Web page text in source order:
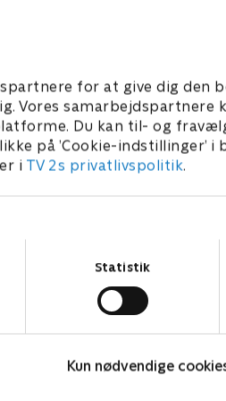
for at give dig den
Vores samarbejdspartnere
Du kan til- og
på ’Cookie-indstillinger’ i
i TV 2s privatlivspolitik.
Statistik
Kun nødvendige